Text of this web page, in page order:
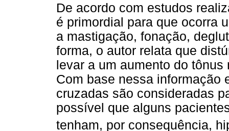
De acordo com estudos
é primordial para que ocorra
a mastigação, fonação,
forma, o autor relata que
levar a um aumento do
Com base nessa informação
cruzadas são consideradas
possível que alguns
tenham, por consequência,